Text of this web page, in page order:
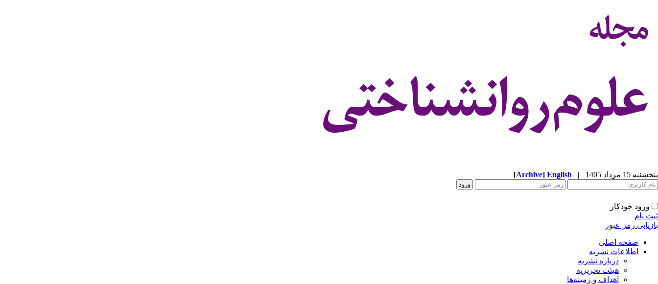
پنجشنبه 15 مرداد 1405 |
English
[Archive]
ورود خودکار
ثبت نام
بازیابی رمز عبور
صفحه اصلی
اطلاعات نشریه
درباره نشریه
هیئت تحریریه
اهداف و زمینه‌ها